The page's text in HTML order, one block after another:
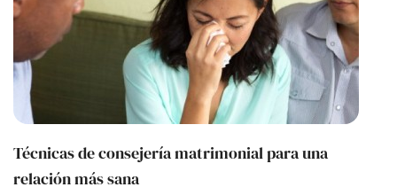
Técnicas de consejería matrimonial para una
relación más sana